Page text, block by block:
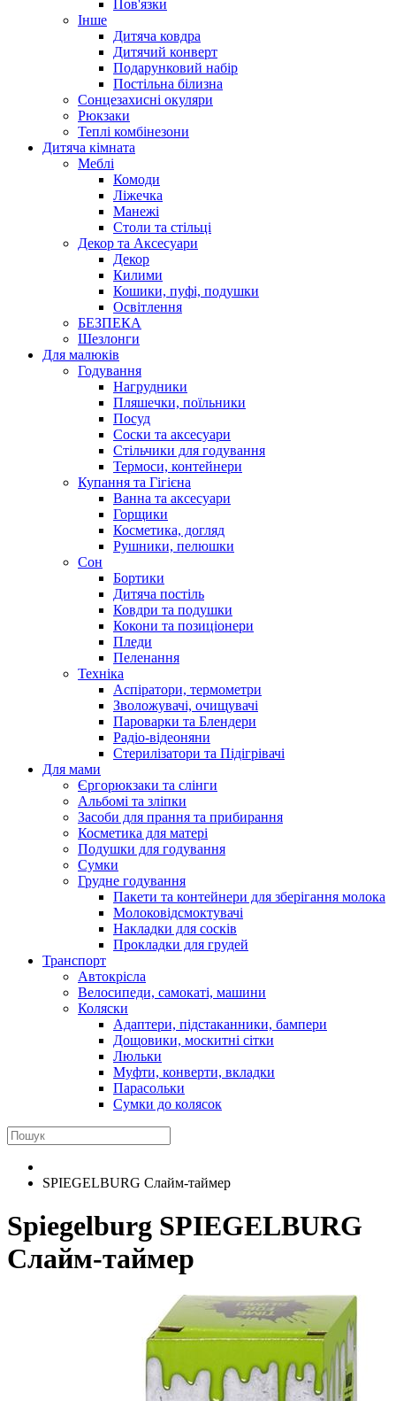
Пов'язки
Інше
Дитяча ковдра
Дитячий конверт
Подарунковий набір
Постільна білизна
Сонцезахисні окуляри
Рюкзаки
Теплі комбінезони
Дитяча кімната
Меблі
Комоди
Ліжечка
Манежі
Столи та стільці
Декор та Аксесуари
Декор
Килими
Кошики, пуфі, подушки
Освітлення
БЕЗПЕКА
Шезлонги
Для малюків
Годування
Нагрудники
Пляшечки, поїльники
Посуд
Соски та аксесуари
Стільчики для годування
Термоси, контейнери
Купання та Гігієна
Ванна та аксесуари
Горщики
Косметика, догляд
Рушники, пелюшки
Сон
Бортики
Дитяча постіль
Ковдри та подушки
Кокони та позиціонери
Пледи
Пеленання
Техніка
Аспіратори, термометри
Зволожувачі, очищувачі
Пароварки та Блендери
Радіо-відеоняни
Стерилізатори та Підігрівачі
Для мами
Єргорюкзаки та слінги
Альбомі та зліпки
Засоби для прання та прибирання
Косметика для матері
Подушки для годування
Сумки
Грудне годування
Пакети та контейнери для зберігання молока
Молоковідсмоктувачі
Накладки для сосків
Прокладки для грудей
Транспорт
Автокрісла
Велосипеди, самокаті, машини
Коляски
Адаптери, підстаканники, бампери
Дощовики, москитні сітки
Люльки
Муфти, конверти, вкладки
Парасольки
Сумки до колясок
SPIEGELBURG Слайм-таймер
Spiegelburg SPIEGELBURG
Слайм-таймер